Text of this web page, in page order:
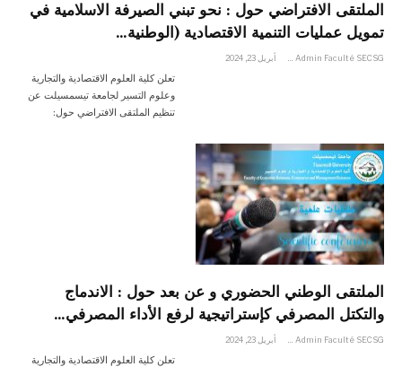
الملتقى الافتراضي حول : نحو تبني الصيرفة الاسلامية في
تمويل عمليات التنمية الاقتصادية (الوطنية…
أبريل 23, 2024
تعلن كلية العلوم الاقتصادية والتجارية
وعلوم التسير لجامعة تيسمسيلت عن
تنظيم الملتقى الافتراضي حول:
الملتقى الوطني الحضوري و عن بعد حول : الاندماج
والتكتل المصرفي كإستراتيجية لرفع الأداء المصرفي…
أبريل 23, 2024
تعلن كلية العلوم الاقتصادية والتجارية